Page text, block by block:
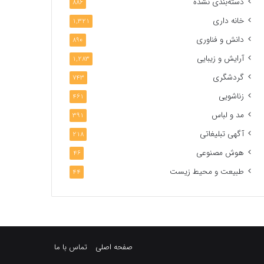
886
خانه داری 1,321
دانش و فناوری 890
آرایش و زیبایی 1,283
گردشگری 743
زناشویی 461
مد و لباس 391
آگهی تبلیغاتی 218
هوش مصنوعی 46
طبیعت و محیط زیست 44
صفحه اصلی تماس با ما